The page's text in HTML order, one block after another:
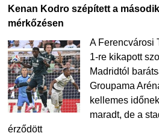
Kenan Kodro szépített a
mérkőzésen
A Ferencvárosi
1-re kikapott
Madridtól
Groupama
kellemes
maradt, de a
érződött